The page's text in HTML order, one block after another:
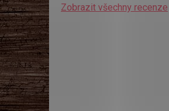
Zobrazit všechny recenze